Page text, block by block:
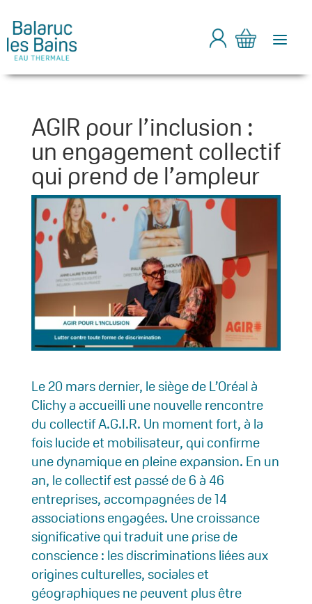
a
AGIR pour l’inclusion :
un engagement collectif
qui prend de l’ampleur
Le 20 mars dernier, le siège de L’Oréal à
Clichy a accueilli une nouvelle rencontre
du collectif A.G.I.R. Un moment fort, à la
fois lucide et mobilisateur, qui confirme
une dynamique en pleine expansion. En un
an, le collectif est passé de 6 à 46
entreprises, accompagnées de 14
associations engagées. Une croissance
significative qui traduit une prise de
conscience : les discriminations liées aux
origines culturelles, sociales et
géographiques ne peuvent plus être